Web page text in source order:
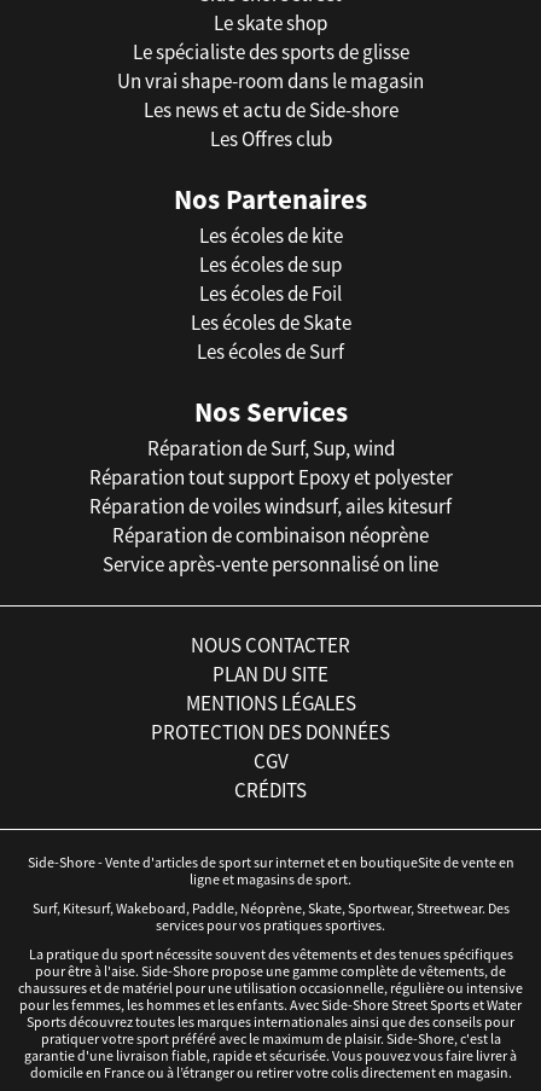
Le skate shop
Le spécialiste des sports de glisse
Un vrai shape-room dans le magasin
Les news et actu de Side-shore
Les Offres club
Nos Partenaires
Les écoles de kite
Les écoles de sup
Les écoles de Foil
Les écoles de Skate
Les écoles de Surf
Nos Services
Réparation de Surf, Sup, wind
Réparation tout support Epoxy et polyester
Réparation de voiles windsurf, ailes kitesurf
Réparation de combinaison néoprène
Service après-vente personnalisé on line
NOUS CONTACTER
PLAN DU SITE
MENTIONS LÉGALES
PROTECTION DES DONNÉES
CGV
CRÉDITS
Side-Shore - Vente d'articles de sport sur internet et en boutiqueSite de vente en
ligne et magasins de sport.
Surf, Kitesurf, Wakeboard, Paddle, Néoprène, Skate, Sportwear, Streetwear. Des
services pour vos pratiques sportives.
La pratique du sport nécessite souvent des vêtements et des tenues spécifiques
pour être à l'aise. Side-Shore propose une gamme complète de vêtements, de
chaussures et de matériel pour une utilisation occasionnelle, régulière ou intensive
pour les femmes, les hommes et les enfants. Avec Side-Shore Street Sports et Water
Sports découvrez toutes les marques internationales ainsi que des conseils pour
pratiquer votre sport préféré avec le maximum de plaisir. Side-Shore, c'est la
garantie d'une livraison fiable, rapide et sécurisée. Vous pouvez vous faire livrer à
domicile en France ou à l’étranger ou retirer votre colis directement en magasin.